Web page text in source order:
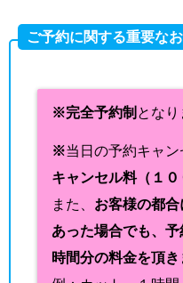
ご予約に関する重要な
※完全予約制 となり
※当日の予約キャン
キャンセル料（１０
また、 お客様の都
あった場合でも、
時間分の料金を頂き